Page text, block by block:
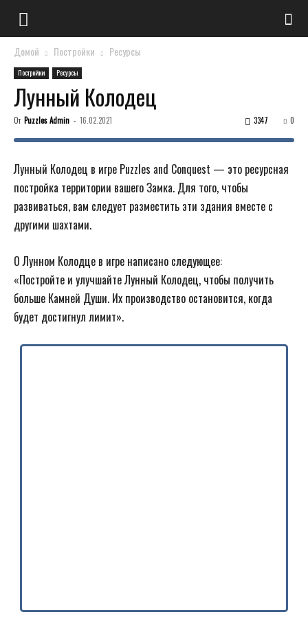
Домой Постройки Ресурсы
Постройки Ресурсы
Лунный Колодец
От Puzzles Admin - 16.02.2021 0
3347
Лунный Колодец в игре Puzzles and Conquest — это ресурсная
постройка территории вашего Замка. Для того, чтобы
развиваться, вам следует разместить эти здания вместе с
другими шахтами.
О Лунном Колодце в игре написано следующее:
«Постройте и улучшайте Лунный Колодец, чтобы получить
больше Камней Души. Их производство остановится, когда
будет достигнул лимит».